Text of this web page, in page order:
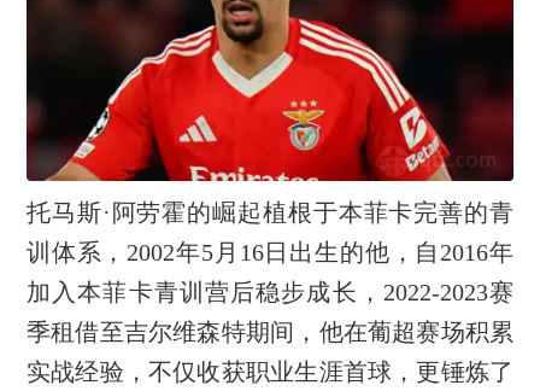
托马斯·阿劳霍的崛起植根于本菲卡完善的青
训体系，2002年5月16日出生的他，自2016年
加入本菲卡青训营后稳步成长，2022-2023赛
季租借至吉尔维森特期间，他在葡超赛场积累
实战经验，不仅收获职业生涯首球，更锤炼了